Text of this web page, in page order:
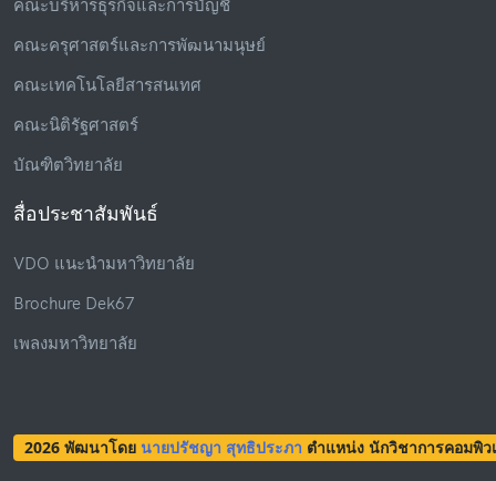
คณะบริหารธุรกิจและการบัญชี
คณะครุศาสตร์และการพัฒนามนุษย์
คณะเทคโนโลยีสารสนเทศ
คณะนิติรัฐศาสตร์
บัณฑิตวิทยาลัย
สื่อประชาสัมพันธ์
VDO แนะนำมหาวิทยาลัย
Brochure Dek67
เพลงมหาวิทยาลัย
2026 พัฒนาโดย นายปรัชญา สุทธิประภา ตำแหน่ง นักวิชาการคอมพิว